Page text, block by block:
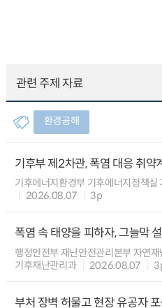
관련 주제 자료
환경공해
기후부 제2차관, 폭염 대응 취약
기후에너지환경부 기후에너지정책
2026.08.07
3p
폭염 속 태양을 피하자, 그늘막
행정안전부 재난안전관리본부 자연
기후재난관리과
2026.08.07
부처 장벽 허물고 현장 유공자